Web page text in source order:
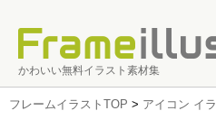
かわいい無料イラスト素材集
フレームイラストTOP > アイコン イ